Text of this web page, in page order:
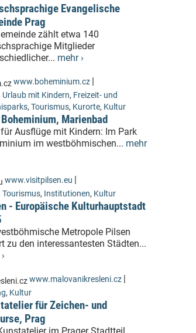
Evangelische
Prag
zählt etwa 140
Mitglieder
mehr ›
www.boheminium.cz |
Urlaub mit Kindern, Freizeit- und
, Tourismus, Kurorte, Kultur
Marienbad
Ausflüge mit Kindern: Im Park
im westböhmischen... mehr
www.visitpilsen.eu |
Tourismus, Institutionen, Kultur
- Europäische Kulturhauptstadt
Metropole Pilsen
zu den interessantesten Städten...
www.malovanikresleni.cz |
, Kultur
für Zeichen- und
Prag